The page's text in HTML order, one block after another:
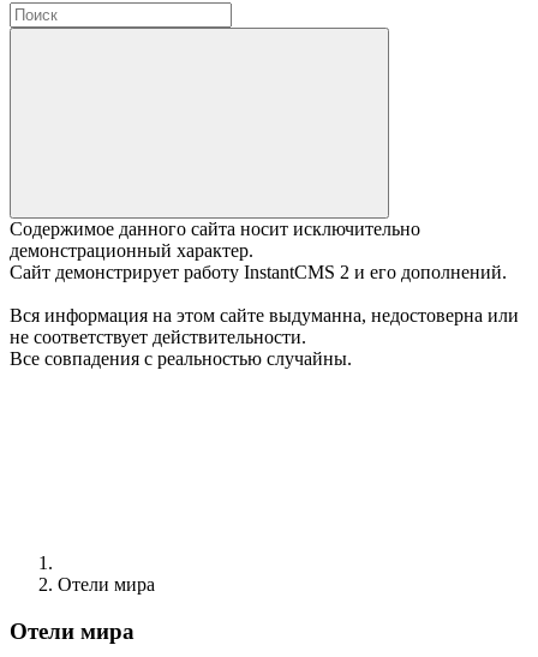
Содержимое данного сайта носит исключительно
демонстрационный характер.
Сайт демонстрирует работу InstantCMS 2 и его дополнений.
Вся информация на этом сайте выдуманна, недостоверна или
не соответствует действительности.
Все совпадения с реальностью случайны.
Отели мира
Отели мира